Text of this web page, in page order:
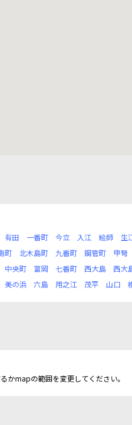
有田 一番町 今立 入江 絵師 生
町 北木島町 九番町 鋼管町 甲弩
中央町 富岡 七番町 西大島 西大
美の浜 六島 用之江 茂平 山口
かmapの範囲を変更してください。